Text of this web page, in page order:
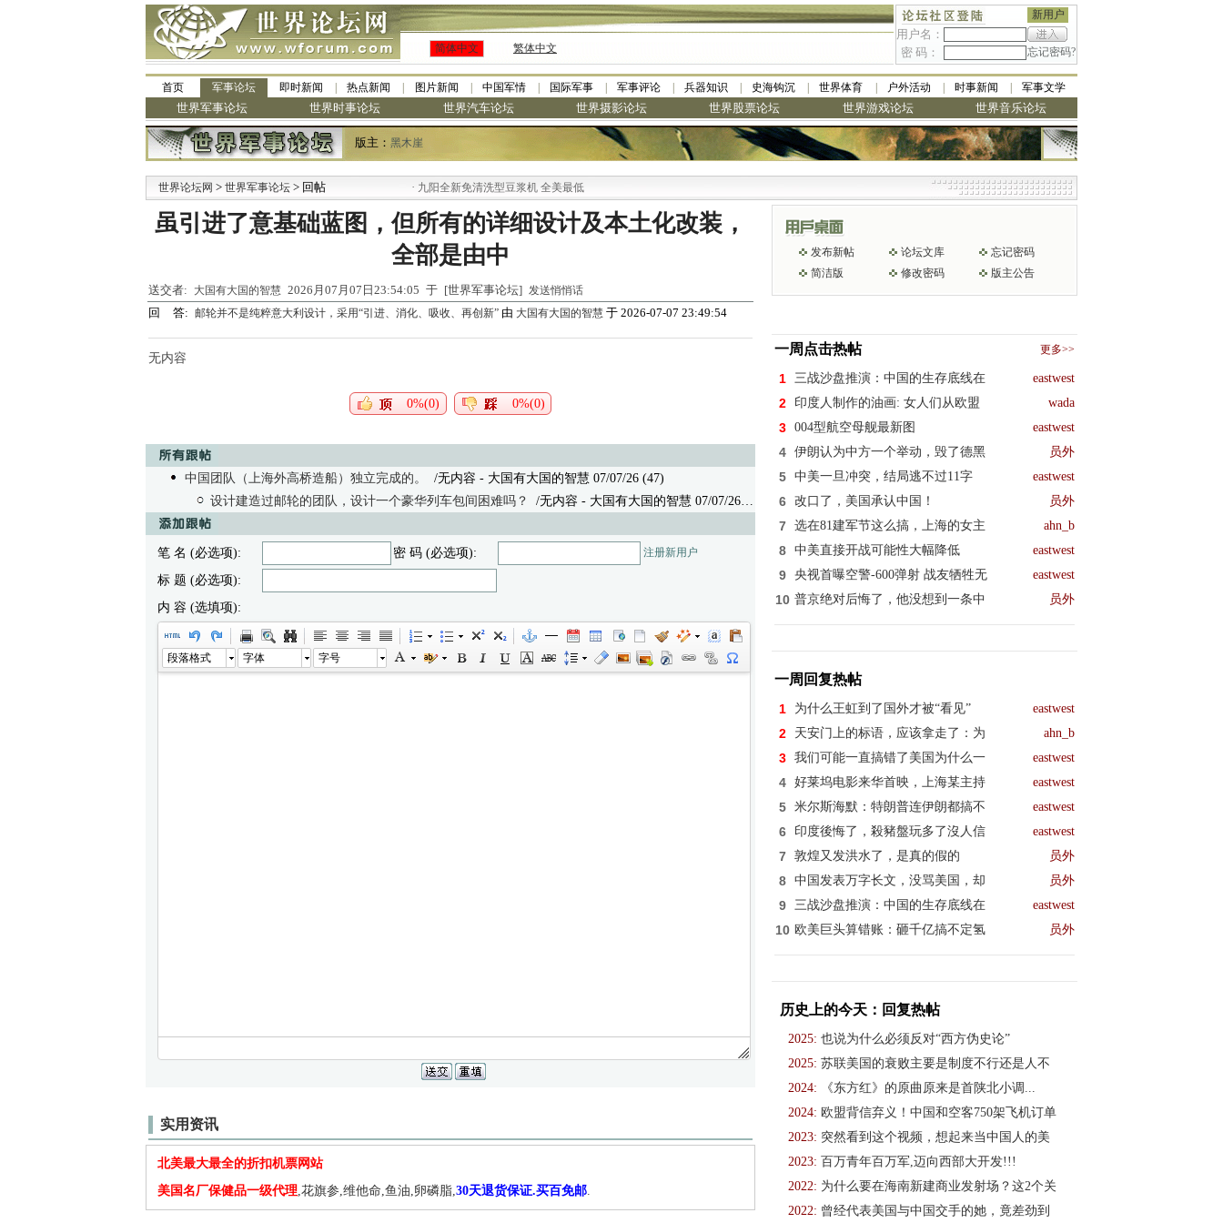
新用户
用户名：
密 码：
忘记密码?
简体中文 繁体中文
首页 军事论坛 即时新闻 热点新闻 图片新闻 中国军情 国际军事 军事评论 兵器知识 史海钩沉 世界体育 户外活动 时事新闻 军事文学
世界军事论坛 世界时事论坛 世界汽车论坛 世界摄影论坛 世界股票论坛 世界游戏论坛 世界音乐论坛
版主： 黑木崖
世界论坛网 > 世界军事论坛 > 回帖 九阳全新免清洗型豆浆机 全美最低
虽引进了意基础蓝图，但所有的详细设计及本土化改装，
全部是由中
送交者: 大国有大国的智慧 2026月07月07日23:54:05 于 [世界军事论坛] 发送悄悄话
回 答: 邮轮并不是纯粹意大利设计，采用“引进、消化、吸收、再创新” 由 大国有大国的智慧 于 2026-07-07 23:49:54
无内容
0%(0) 0%(0)
中国团队（上海外高桥造船）独立完成的。
/无内容 - 大国有大国的智慧 07/07/26 (47)
设计建造过邮轮的团队，设计一个豪华列车包间困难吗？
/无内容 - 大国有大国的智慧 07/07/26 (41)
笔 名 (必选项): 密 码 (必选项): 注册新用户
标 题 (必选项):
内 容 (选填项):
段落格式 字体 字号
实用资讯
北美最大最全的折扣机票网站
美国名厂保健品一级代理,花旗参,维他命,鱼油,卵磷脂,30天退货保证.买百免邮.
发布新帖 论坛文库
忘记密码
简洁版
修改密码 版主公告
一周点击热帖 更多>>
1 三战沙盘推演：中国的生存底线在 eastwest
2 印度人制作的油画: 女人们从欧盟 wada
3 004型航空母舰最新图 eastwest
4 伊朗认为中方一个举动，毁了德黑 员外
5 中美一旦冲突，结局逃不过11字 eastwest
6 改口了，美国承认中国！ 员外
7 选在81建军节这么搞，上海的女主 ahn_b
8 中美直接开战可能性大幅降低 eastwest
9 央视首曝空警-600弹射 战友牺牲无 eastwest
10 普京绝对后悔了，他没想到一条中 员外
一周回复热帖
1 为什么王虹到了国外才被“看见” eastwest
2 天安门上的标语，应该拿走了：为 ahn_b
3 我们可能一直搞错了美国为什么一 eastwest
4 好莱坞电影来华首映，上海某主持 eastwest
5 米尔斯海默：特朗普连伊朗都搞不 eastwest
6 印度後悔了，殺豬盤玩多了沒人信 eastwest
7 敦煌又发洪水了，是真的假的 员外
8 中国发表万字长文，没骂美国，却 员外
9 三战沙盘推演：中国的生存底线在 eastwest
10 欧美巨头算错账：砸千亿搞不定氢 员外
历史上的今天：回复热帖
2025: 也说为什么必须反对“西方伪史论”
2025: 苏联美国的衰败主要是制度不行还是人不
2024:
《东方红》的原曲原来是首陕北小调...
2024: 欧盟背信弃义！中国和空客750架飞机订单
2023: 突然看到这个视频，想起来当中国人的美
2023: 百万青年百万军,迈向西部大开发!!!
2022: 为什么要在海南新建商业发射场？这2个关
2022: 曾经代表美国与中国交手的她，竟差劲到